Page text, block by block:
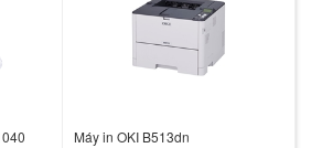
Máy in OKI B513dn